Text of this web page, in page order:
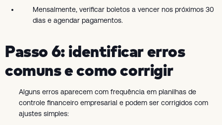
Mensalmente, verificar boletos a vencer nos próximos 30
dias e agendar pagamentos.
Passo 6: identificar erros
comuns e como corrigir
Alguns erros aparecem com frequência em planilhas de
controle financeiro empresarial e podem ser corrigidos com
ajustes simples: